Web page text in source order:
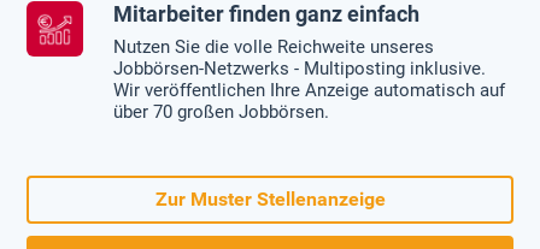
Mitarbeiter finden ganz einfach
Nutzen Sie die volle Reichweite unseres
Jobbörsen-Netzwerks - Multiposting inklusive.
Wir veröffentlichen Ihre Anzeige automatisch auf
über 70 großen Jobbörsen.
Zur Muster Stellenanzeige